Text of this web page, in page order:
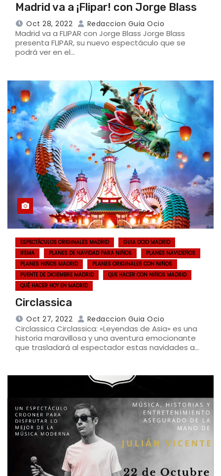
Madrid va a ¡Flipar! con Jorge Blass
Oct 28, 2022 Redaccion Guia Ocio
Madrid va a FLIPAR con Jorge Blass Jorge Blass
presenta FLIPAR, su nuevo espectáculo que se
podrá ver en el…
ESPECTÁCULOS ORIGINALES MADRID
GUIA OCIO MADRID
IFEMA
PLANES DE NAVIDAD PARA NIÑOS
PLANES NAVIDEÑOS
PLANES NIÑOS MADRID
PLANES ORIGINALES CON NIÑOS
PUENTE DE DICIEMBRE MADRID
QUE HACER CON NIÑOS MADRID
QUÉ HACER HOY EN MADRID
Circlassica
Oct 27, 2022 Redaccion Guia Ocio
Circlassica Circlassica: «Leyendas de Asia» es una
historia maravillosa y una aventura emocionante
que trasladará al espectador estas navidades a…